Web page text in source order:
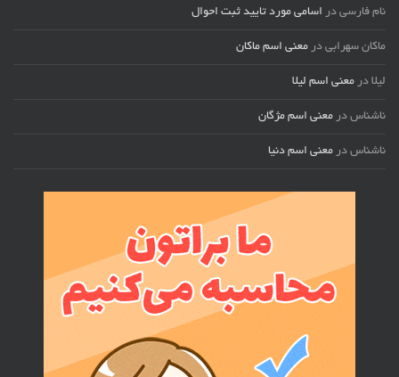
نام فارسی در اسامی مورد تایید ثبت احوال
ماکان سهرابی در معنی اسم ماکان
لیلا در معنی اسم لیلا
ناشناس در معنی اسم مژگان
ناشناس در معنی اسم دنیا